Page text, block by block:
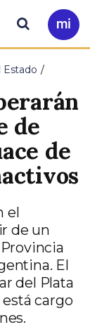
Ir
a
Buscar
Estado
de
de
el
de un
El
del Plata
cargo